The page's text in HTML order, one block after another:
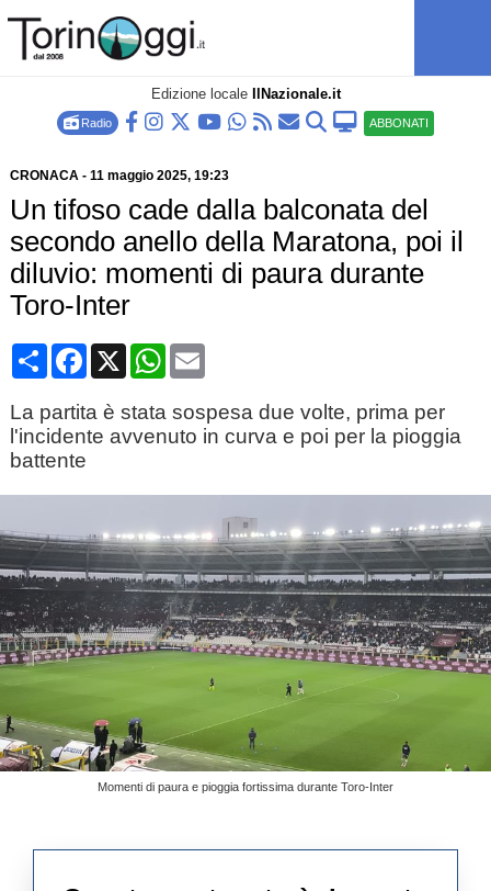
Edizione locale IlNazionale.it
Radio ABBONATI
CRONACA- 11 maggio 2025, 19:23
Un tifoso cade dalla balconata del
secondo anello della Maratona, poi il
diluvio: momenti di paura durante
Toro-Inter
CondividiFacebook
X WhatsApp
Email
La partita è stata sospesa due volte, prima per
l'incidente avvenuto in curva e poi per la pioggia
battente
Momenti di paura e pioggia fortissima durante Toro-Inter